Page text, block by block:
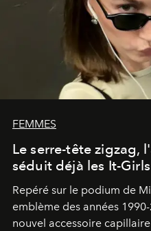
FEMMES
Le serre-tête zigzag,
séduit déjà les It-Girls
Repéré sur le podium de
emblème des années
nouvel accessoire